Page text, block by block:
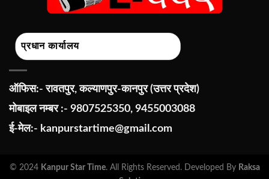
प्रधान कार्यालय
ऑफिस:- रावतपुर, कल्याणपुर-कानपुर (उत्तर प्रदेश)
मोबाइल नम्बर :- 9807525350, 9455003088
ई-मेल:- kanpurstartime@gmail.com
© 2024 Kanpur Star Time. All Rights Reserved. Developed By Raksa